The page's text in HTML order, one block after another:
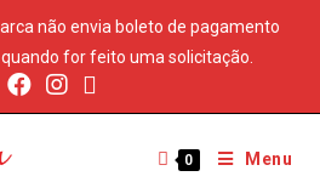
não envia boleto de pagamento
for feito uma solicitação.
0 Menu